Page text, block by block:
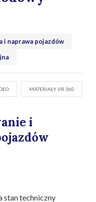
i naprawa pojazdów
MATERIAŁY VR 360
i
stan techniczny